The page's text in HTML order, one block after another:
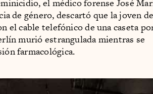
el médico forense José
de género, descartó que la joven
el cable telefónico de una caseta
murió estrangulada mientras se
farmacológica.